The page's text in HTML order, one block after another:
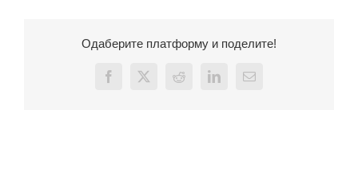
Одаберите платформу и поделите!
Facebook
X Reddit LinkedInEmail